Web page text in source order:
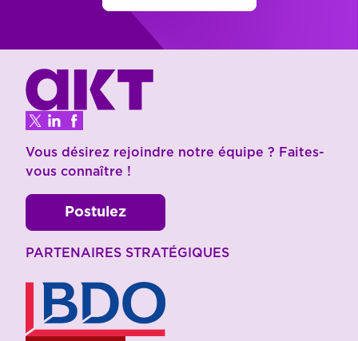
Vous désirez rejoindre notre équipe ? Faites-
vous connaître !
Postulez
PARTENAIRES STRATÉGIQUES